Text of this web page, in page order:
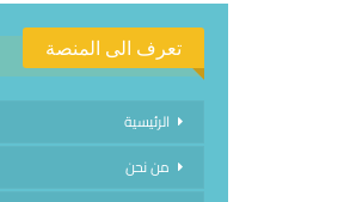
تعرف الى المنصة
الرئيسية
من نحن